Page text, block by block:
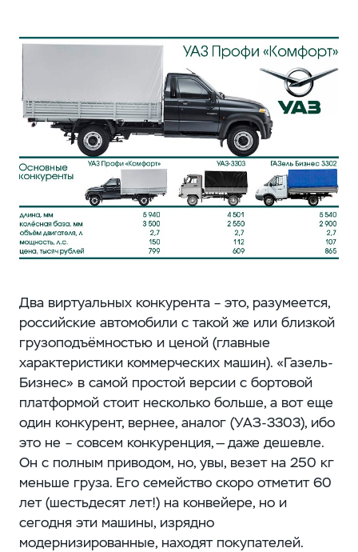
Два виртуальных конкурента – это, разумеется,
российские автомобили с такой же или близкой
грузоподъёмностью и ценой (главные
характеристики коммерческих машин). «Газель-
Бизнес» в самой простой версии с бортовой
платформой стоит несколько больше, а вот еще
один конкурент, вернее, аналог (УАЗ-3303), ибо
это не – совсем конкуренция, — даже дешевле.
Он с полным приводом, но, увы, везет на 250 кг
меньше груза. Его семейство скоро отметит 60
лет (шестьдесят лет!) на конвейере, но и
сегодня эти машины, изрядно
модернизированные, находят покупателей.